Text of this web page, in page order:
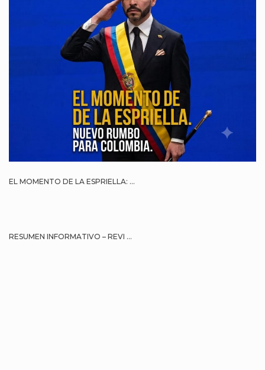
EL MOMENTO DE LA ESPRIELLA: ...
RESUMEN INFORMATIVO – REVI ...